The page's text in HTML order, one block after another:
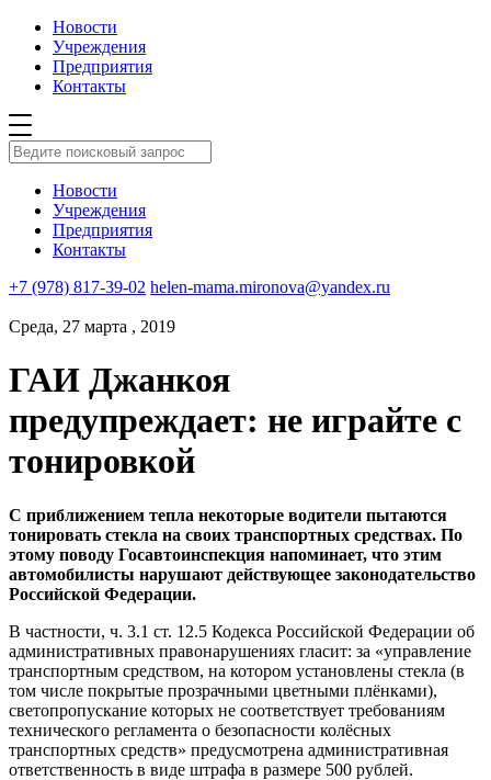
Новости
Учреждения
Предприятия
Контакты
Новости
Учреждения
Предприятия
Контакты
+7 (978) 817-39-02 helen-mama.mironova@yandex.ru
Среда, 27 марта , 2019
ГАИ Джанкоя
предупреждает: не играйте с
тонировкой
С приближением тепла некоторые водители пытаются
тонировать стекла на своих транспортных средствах. По
этому поводу Госавтоинспекция напоминает, что этим
автомобилисты нарушают действующее законодательство
Российской Федерации.
В частности, ч. 3.1 ст. 12.5 Кодекса Российской Федерации об
административных правонарушениях гласит: за «управление
транспортным средством, на котором установлены стекла (в
том числе покрытые прозрачными цветными плёнками),
светопропускание которых не соответствует требованиям
технического регламента о безопасности колёсных
транспортных средств» предусмотрена административная
ответственность в виде штрафа в размере 500 рублей.